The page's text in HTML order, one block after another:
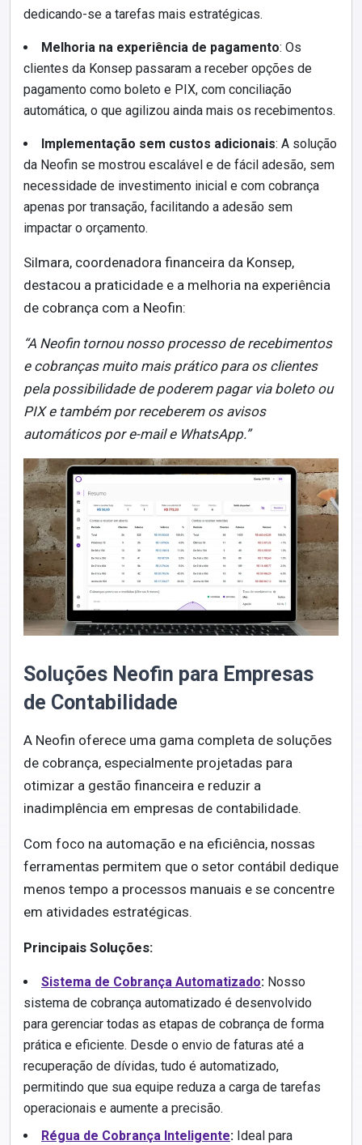
dedicando-se a tarefas mais estratégicas.
Melhoria na experiência de pagamento: Os
clientes da Konsep passaram a receber opções de
pagamento como boleto e PIX, com conciliação
automática, o que agilizou ainda mais os recebimentos.
Implementação sem custos adicionais: A solução
da Neofin se mostrou escalável e de fácil adesão, sem
necessidade de investimento inicial e com cobrança
apenas por transação, facilitando a adesão sem
impactar o orçamento.
Silmara, coordenadora financeira da Konsep,
destacou a praticidade e a melhoria na experiência
de cobrança com a Neofin:
“A Neofin tornou nosso processo de recebimentos
e cobranças muito mais prático para os clientes
pela possibilidade de poderem pagar via boleto ou
PIX e também por receberem os avisos
automáticos por e-mail e WhatsApp.”
Soluções Neofin para Empresas
de Contabilidade
A Neofin oferece uma gama completa de soluções
de cobrança, especialmente projetadas para
otimizar a gestão financeira e reduzir a
inadimplência em empresas de contabilidade.
Com foco na automação e na eficiência, nossas
ferramentas permitem que o setor contábil dedique
menos tempo a processos manuais e se concentre
em atividades estratégicas.
Principais Soluções:
Sistema de Cobrança Automatizado: Nosso
sistema de cobrança automatizado é desenvolvido
para gerenciar todas as etapas de cobrança de forma
prática e eficiente. Desde o envio de faturas até a
recuperação de dívidas, tudo é automatizado,
permitindo que sua equipe reduza a carga de tarefas
operacionais e aumente a precisão.
Régua de Cobrança Inteligente: Ideal para